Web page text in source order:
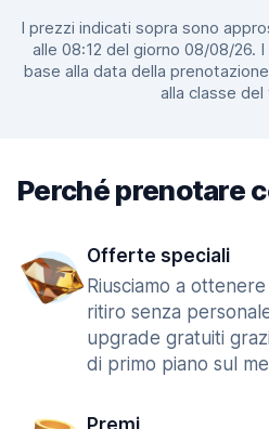
I prezzi indicati sopra sono
alle 08:12 del giorno 08/08/26.
base alla data della
alla classe del
Perché prenotare
Offerte speciali
Riusciamo a
ritiro senza
upgrade gratuiti
di primo piano sul
Premi